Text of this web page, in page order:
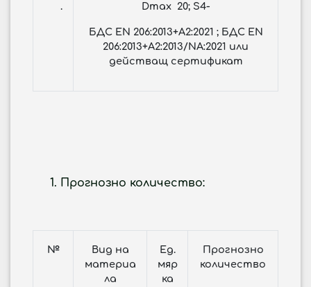
.
Dmax 20; S4-
БДС EN 206:2013+A2:2021 ; БДС EN
206:2013+A2:2013/NA:2021 или
действащ сертификат
Прогнозно количество:
№
Вид на
материа
ла
Ед.
мяр
ка
Прогнозно
количество